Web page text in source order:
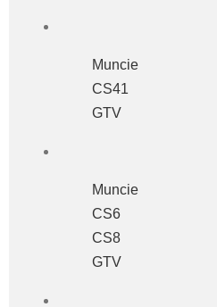
Muncie
CS41
GTV
Muncie
CS6
CS8
GTV